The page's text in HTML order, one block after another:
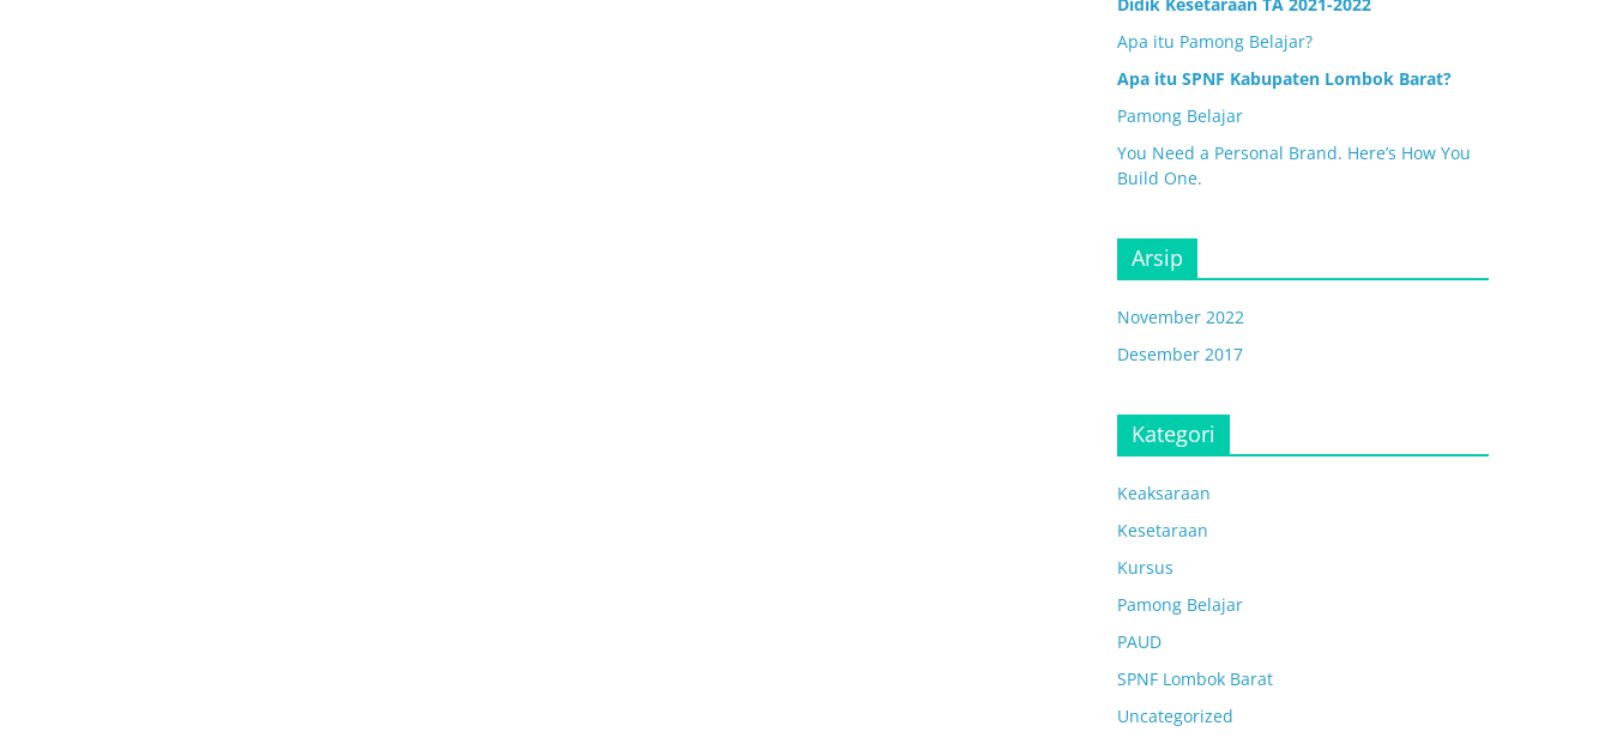
Apa itu Pamong Belajar?
Apa itu SPNF Kabupaten Lombok Barat?
Pamong Belajar
You Need a Personal Brand. Here’s How You
Build One.
Arsip
November 2022
Desember 2017
Kategori
Keaksaraan
Kesetaraan
Kursus
Pamong Belajar
PAUD
SPNF Lombok Barat
Uncategorized